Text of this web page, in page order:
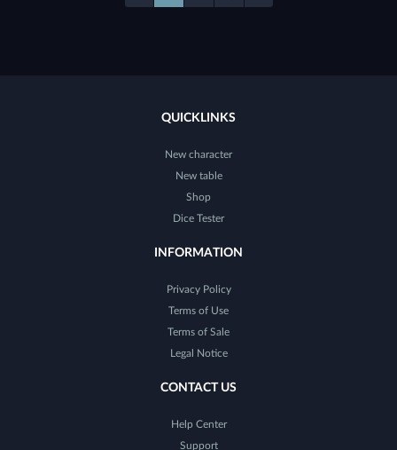
QUICKLINKS
New character
New table
Shop
Dice Tester
INFORMATION
Privacy Policy
Terms of Use
Terms of Sale
Legal Notice
CONTACT US
Help Center
Support